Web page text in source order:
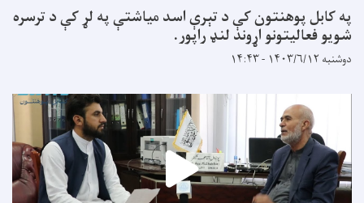
په کابل پوهنتون کې د تېرې اسد میاشتې په لړ کې د ترسره
شویو فعالیتونو اړوند لنډ راپور.
دوشنبه ۱۴۰۳/۶/۱۲ - ۱۴:۴۳